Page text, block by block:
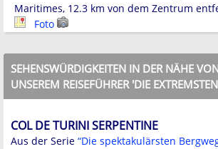
Maritimes, 12.3 km von dem Zentrum
Foto
SEHENSWÜRDIGKEITEN IN DER NÄHE
UNSEREM REISEFÜHRER 'DIE
COL DE TURINI SERPENTINE
Aus der Serie “Die spektakulärsten